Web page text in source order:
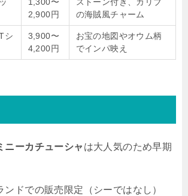
1,300〜
2,900円
ストーン付き、カリブ
の海賊風チャーム
シ
3,900〜
4,200円
お宝の地図やオウム柄
でインパ映え
ニーカチューシャ は大人気のため早期
ンドでの販売限定（シーではなし）